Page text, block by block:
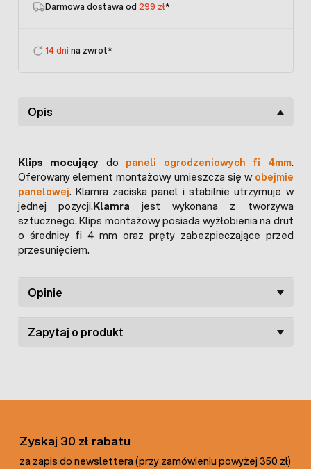
Darmowa dostawa od 299 zł*
14 dni na zwrot*
Opis
Klips mocujący do paneli ogrodzeniowych fi 4mm.
Oferowany element montażowy umieszcza się w obejmie
panelowej. Klamra zaciska panel i stabilnie utrzymuje w
jednej pozycji.Klamra jest wykonana z tworzywa
sztucznego. Klips montażowy posiada wyżłobienia na drut
o średnicy fi 4 mm oraz pręty zabezpieczające przed
przesunięciem.
Opinie
Zapytaj o produkt
Zyskaj 30 zł rabatu
za zapis do newslettera (przy zamówieniu powyżej 350 zł)